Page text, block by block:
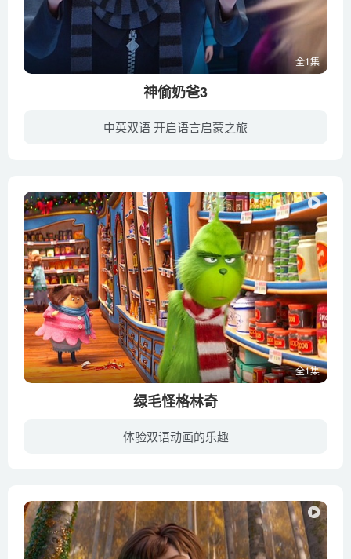
全1集
神偷奶爸3
中英双语 开启语言启蒙之旅
全1集
绿毛怪格林奇
体验双语动画的乐趣